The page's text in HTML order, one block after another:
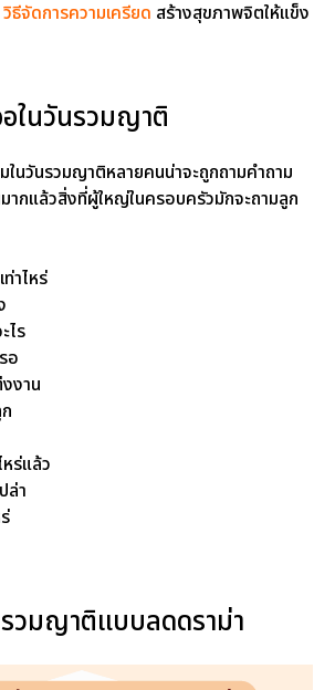
วิธีจัดการความเครียด สร้างสุขภาพจิตให้แข็ง
ในวันรวมญาติ
นวันรวมญาติหลายคนน่าจะถูกถามคำถาม
ากแล้วสิ่งที่ผู้ใหญ่ในครอบครัวมักจะถามลูก
ท่าไหร่
ไร
อ
งาน
หร่แล้ว
ล่า
วมญาติแบบลดดราม่า